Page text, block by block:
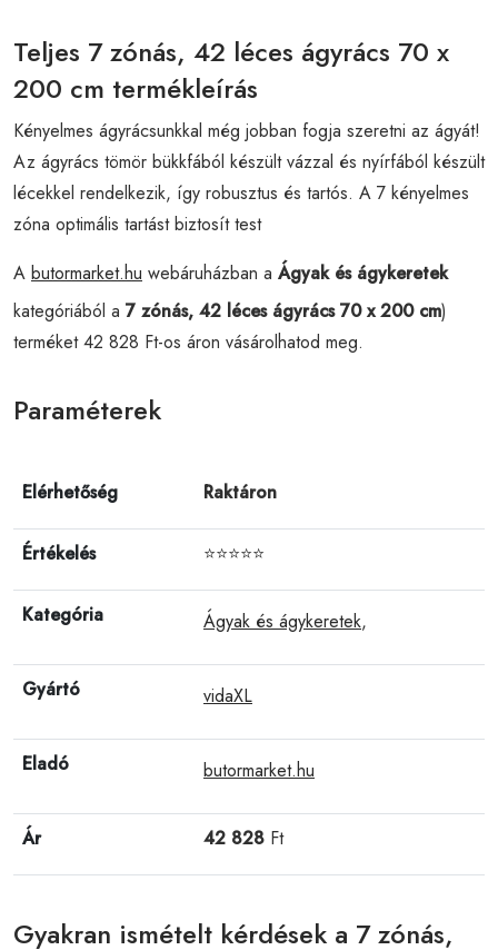
Teljes 7 zónás, 42 léces ágyrács 70 x
200 cm termékleírás
Kényelmes ágyrácsunkkal még jobban fogja szeretni az ágyát!
Az ágyrács tömör bükkfából készült vázzal és nyírfából készült
lécekkel rendelkezik, így robusztus és tartós. A 7 kényelmes
zóna optimális tartást biztosít test
A butormarket.hu webáruházban a Ágyak és ágykeretek
kategóriából a 7 zónás, 42 léces ágyrács 70 x 200 cm)
terméket 42 828 Ft-os áron vásárolhatod meg.
Paraméterek
Elérhetőség Raktáron
Értékelés ⭐⭐⭐⭐⭐
Kategória Ágyak és ágykeretek,
Gyártó vidaXL
Eladó butormarket.hu
Ár 42 828 Ft
Gyakran ismételt kérdések a 7 zónás,